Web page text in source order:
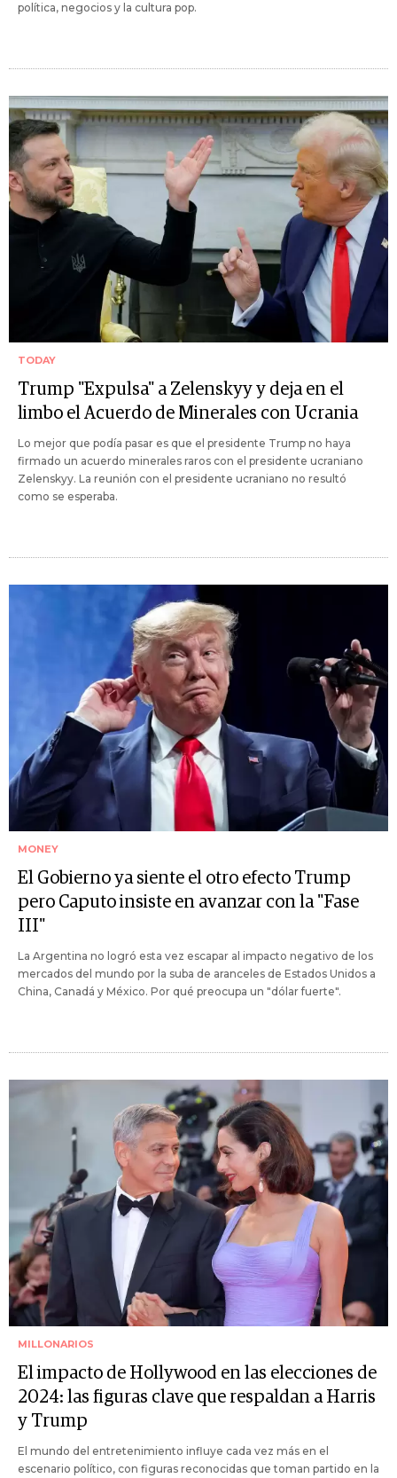
política, negocios y la cultura pop.
TODAY
Trump "Expulsa" a Zelenskyy y deja en el
limbo el Acuerdo de Minerales con Ucrania
Lo mejor que podía pasar es que el presidente Trump no haya
firmado un acuerdo minerales raros con el presidente ucraniano
Zelenskyy. La reunión con el presidente ucraniano no resultó
como se esperaba.
MONEY
El Gobierno ya siente el otro efecto Trump
pero Caputo insiste en avanzar con la "Fase
III"
La Argentina no logró esta vez escapar al impacto negativo de los
mercados del mundo por la suba de aranceles de Estados Unidos a
China, Canadá y México. Por qué preocupa un "dólar fuerte".
MILLONARIOS
El impacto de Hollywood en las elecciones de
2024: las figuras clave que respaldan a Harris
y Trump
El mundo del entretenimiento influye cada vez más en el
escenario político, con figuras reconocidas que toman partido en la